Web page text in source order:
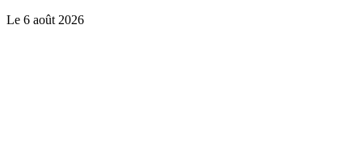
Le 6 août 2026